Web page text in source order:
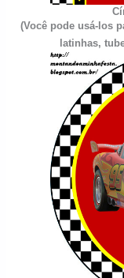
(Você pode usá-los
latinhas,